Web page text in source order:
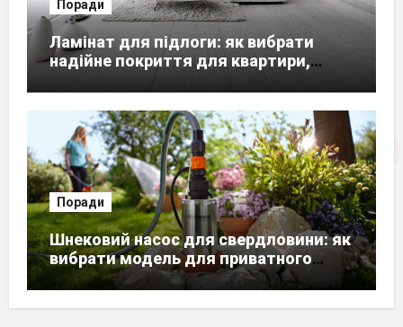
Поради
Ламінат для підлоги: як вибрати
надійне покриття для квартири,
будинку чи офісу
Поради
Шнековий насос для свердловини: як
вибрати модель для приватного
будинку